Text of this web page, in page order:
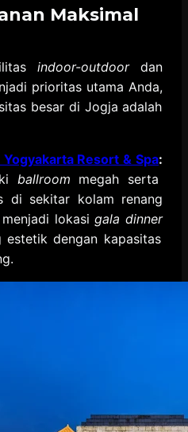
Maksimal
indoor-outdoordan
prioritas utama Anda,
besar di Jogja adalah
Resort & Spa:
ballroom megah serta
di sekitar kolam renang
lokasigala dinner
estetik dengan kapasitas